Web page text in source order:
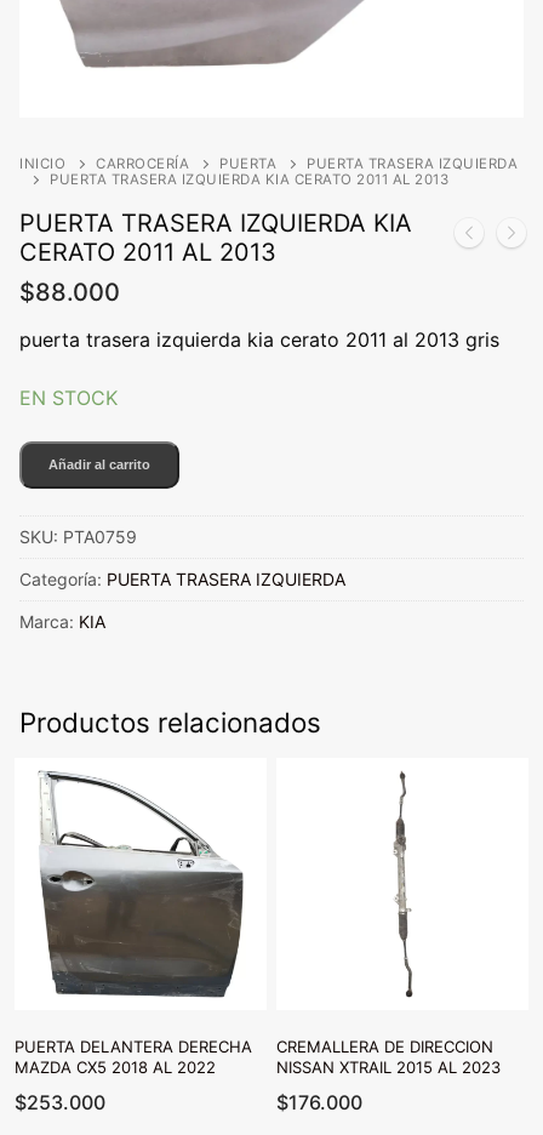
INICIO CARROCERÍA PUERTA
PUERTA TRASERA IZQUIERDA
PUERTA TRASERA IZQUIERDA KIA CERATO 2011 AL 2013
PUERTA TRASERA IZQUIERDA KIA
CERATO 2011 AL 2013
$88.000
puerta trasera izquierda kia cerato 2011 al 2013 gris
EN STOCK
PUERTA
TRASERA
KIA
CERATO
AL
Añadir al carrito
SKU: PTA0759
Categoría: PUERTA TRASERA IZQUIERDA
Marca: KIA
Productos relacionados
PUERTA DELANTERA DERECHA
MAZDA CX5 2018 AL 2022
$253.000
CREMALLERA DE DIRECCION
NISSAN XTRAIL 2015 AL 2023
$176.000